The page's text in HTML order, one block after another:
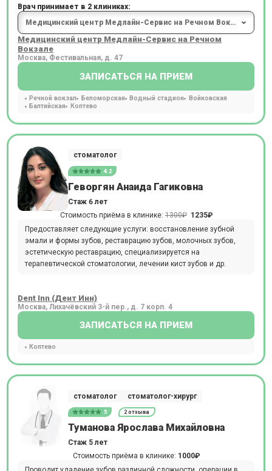
Врач принимает в 2 клиниках:
Медицинский центр Медлайн-Сервис на Речном
Вокзале
Москва, Фестивальная, д. 47
ЗАПИСАТЬСЯ НА ПРИЕМ
Речной вокзал Беломорская Водный стадион
Войковская
Балтийская
Коптево
стоматолог
4.2
Геворгян Анаида Гагиковна
Стаж 6 лет
Стоимость приёма в клинике:1300₽ 1235₽
Предоставляет следующие услуги: восстановление зубной
эмали и формы зубов, реставрацию зубов, молочных зубов,
эстетическую реставрацию, специализируется на
терапевтической стоматологии, лечении кист зубов и др.
Dent Inn (Дент Инн)
Москва, Лихачёвский 3-й пер., д. 7 корп. 4
ЗАПИСАТЬСЯ НА ПРИЕМ
Коптево
стоматолог стоматолог-хирург
5 2 отзыва
Туманова Ярослава Михайловна
Стаж 5 лет
Стоимость приёма в клинике: 1000₽